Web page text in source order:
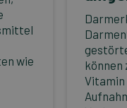
wie
können
Vitamin